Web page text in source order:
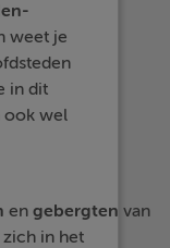
weet je
in dit
ook wel
engebergten van
in het